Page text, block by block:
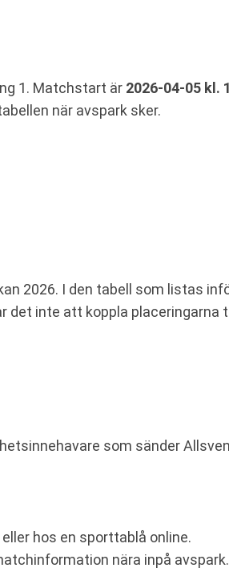
1. Matchstart är 2026-04-05 kl.
när avspark sker.
2026. I den tabell som listas
det inte att koppla placeringarna
som sänder
hos en sporttablå online.
nära inpå avspark.